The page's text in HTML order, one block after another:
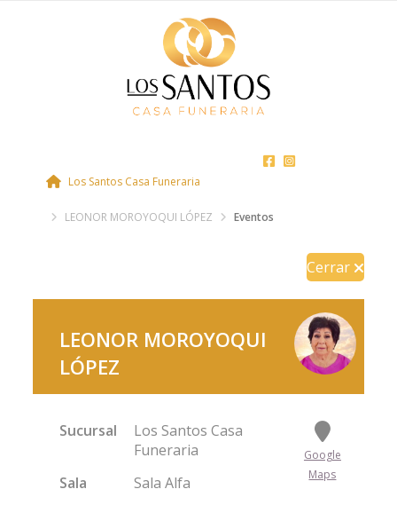
Los Santos Casa Funeraria
LEONOR MOROYOQUI LÓPEZ Eventos
Cerrar
LEONOR MOROYOQUI
LÓPEZ
Sucursal
Los Santos Casa
Funeraria
Sala
Sala Alfa
Google
Maps